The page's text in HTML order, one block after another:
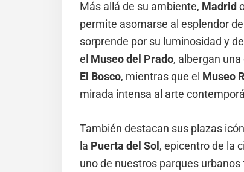
Más allá de su ambiente, Madrid
permite asomarse al esplendor
sorprende por su luminosidad y
el Museo del Prado, albergan
El Bosco, mientras que el Museo
mirada intensa al arte
También destacan sus plazas
la Puerta del Sol , epicentro de la
uno de nuestros parques